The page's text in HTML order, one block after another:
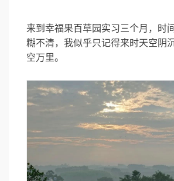
来到幸福果百草园实习三个月，时
糊不清，我似乎只记得来时天空阴
空万里。